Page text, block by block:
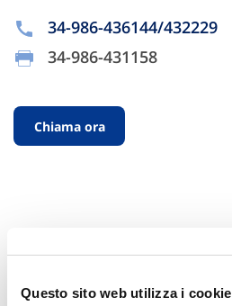
Questo sito web utilizza i cookie
34-986-436144/432229
34-986-431158
Chiama ora